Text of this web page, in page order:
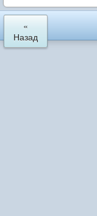
«
Назад